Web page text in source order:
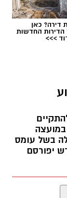
דירה? כאן
החדשות
>>>
בשל עומס
יפורסם